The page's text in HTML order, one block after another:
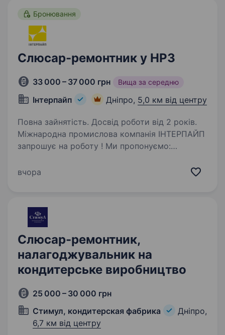
Бронювання
Слюсар-ремонтник у НРЗ
33 000 – 37 000 грн Вища за середню
Інтерпайп Дніпро, 5,0 км від центру
Повна зайнятість. Досвід роботи від 2 років.
Міжнародна промислова компанія ІНТЕРПАЙП
запрошує на роботу ! Ми пропонуємо:
дня та повний соціальний пакет;
вчора
Слюсар-ремонтник,
налагоджувальник на
кондитерське виробництво
25 000 – 30 000 грн
Стимул, кондитерская фабрика
Дніпро,
6,7 км від центру